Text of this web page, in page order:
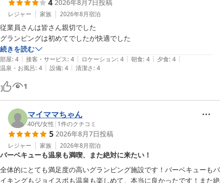
よりの喜びであり、今後の励みとなります。
次回お越しの際は、ぜひお風呂の時間もゆっくりとお楽しみいただ
けますよう、スタッフ一同、万全の準備を整えてお待ち申し上げて
おります。
またいつの日か、ここ瀬戸内の海辺でお会いできることを心より楽
しみにしております。
瀬戸内リゾートベッセルおおち 副支配人 防越
2026-06-11
4 2026年8月7日投稿
レジャー 家族 2026年8月宿泊
従業員さんは皆さん親切でした
グランピングは初めてでしたが快適でした
続きを読む
部屋: 4 | 接客・サービス: 4 | ロケーション: 4 | 朝食: 4 | 夕食: 4 |
温泉・お風呂: 4 | 設備: 4 | 清潔さ: 4
1
マイママちゃん
40代/女性 | 1件のクチコミ
5 2026年8月7日投稿
レジャー 家族 2026年8月宿泊
バーベキューも温泉も満喫、また絶対に来たい！
全体的にとても満足度の高いグランピング施設です！バーベキューもバ
イキングもジョイスポも温泉も楽しめて、本当に良かったです！また絶